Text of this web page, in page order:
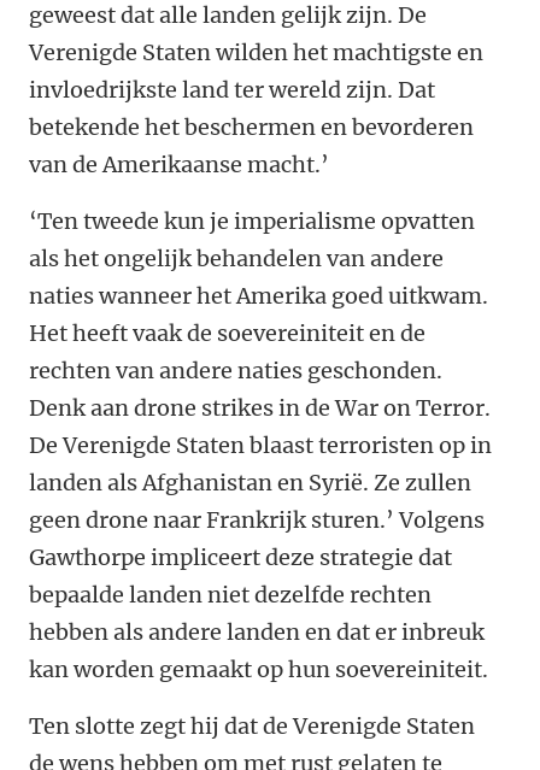
geweest dat alle landen gelijk zijn. De
Verenigde Staten wilden het machtigste en
invloedrijkste land ter wereld zijn. Dat
betekende het beschermen en bevorderen
van de Amerikaanse macht.’
‘Ten tweede kun je imperialisme opvatten
als het ongelijk behandelen van andere
naties wanneer het Amerika goed uitkwam.
Het heeft vaak de soevereiniteit en de
rechten van andere naties geschonden.
Denk aan drone strikes in de War on Terror.
De Verenigde Staten blaast terroristen op in
landen als Afghanistan en Syrië. Ze zullen
geen drone naar Frankrijk sturen.’ Volgens
Gawthorpe impliceert deze strategie dat
bepaalde landen niet dezelfde rechten
hebben als andere landen en dat er inbreuk
kan worden gemaakt op hun soevereiniteit.
Ten slotte zegt hij dat de Verenigde Staten
de wens hebben om met rust gelaten te